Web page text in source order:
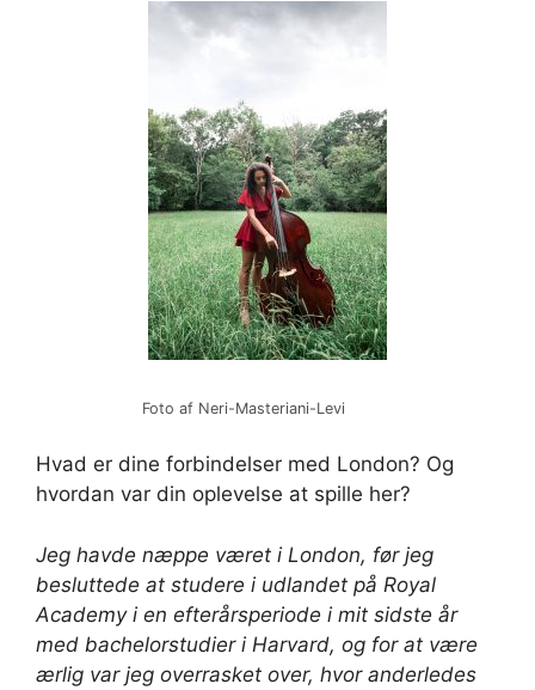
Foto af Neri-Masteriani-Levi
Hvad er dine forbindelser med London? Og
hvordan var din oplevelse at spille her?
Jeg havde næppe været i London, før jeg
besluttede at studere i udlandet på Royal
Academy i en efterårsperiode i mit sidste år
med bachelorstudier i Harvard, og for at være
ærlig var jeg overrasket over, hvor anderledes